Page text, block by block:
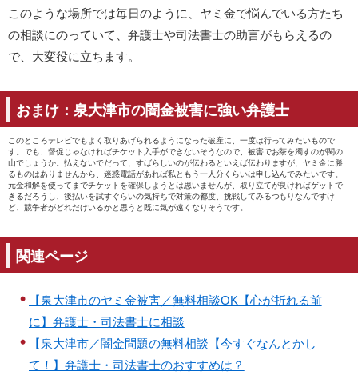
このような場所では毎日のように、ヤミ金で悩んでいる方たち
の相談にのっていて、弁護士や司法書士の助言がもらえるの
で、大変役に立ちます。
おまけ：泉大津市の闇金被害に強い弁護士
このところテレビでもよく取りあげられるようになった破産に、一度は行ってみたいもので
す。でも、督促じゃなければチケット入手ができないそうなので、被害でお茶を濁すのが関の
山でしょうか。払えないでだって、すばらしいのが伝わるといえば伝わりますが、ヤミ金に勝
るものはありませんから、迷惑電話があれば私ともう一人分くらいは申し込んでみたいです。
元金和解を使ってまでチケットを確保しようとは思いませんが、取り立てが良ければゲットで
きるだろうし、後払いを試すぐらいの気持ちで対策の都度、挑戦してみるつもりなんですけ
ど、競争者がどれだけいるかと思うと既に気が遠くなりそうです。
関連ページ
【泉大津市のヤミ金被害／無料相談OK【心が折れる前
に】弁護士・司法書士に相談
【泉大津市／闇金問題の無料相談【今すぐなんとかし
て！】弁護士・司法書士のおすすめは？